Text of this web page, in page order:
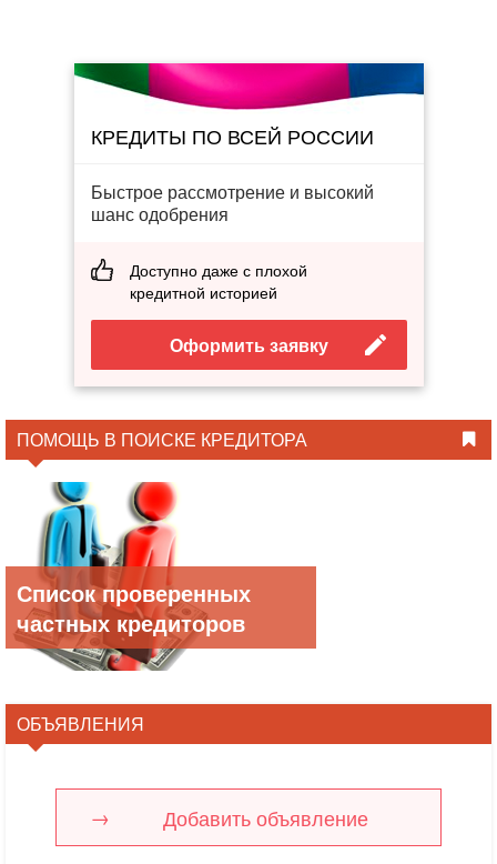
КРЕДИТЫ ПО ВСЕЙ РОССИИ
Быстрое рассмотрение и высокий
шанс одобрения
Доступно даже с плохой
кредитной историей
Оформить заявку
ПОМОЩЬ В ПОИСКЕ КРЕДИТОРА
Список проверенных
частных кредиторов
ОБЪЯВЛЕНИЯ
Добавить объявление